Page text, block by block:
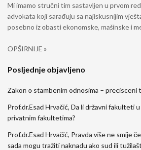
Mi imamo stručni tim sastavljen u prvom
advokata koji sarađuju sa najiskusnijim
posebno iz obasti ekonomske, mašinske i
OPŠIRNIJE »
Posljednje objavljeno
Zakon o stambenim odnosima – precisceni
Prof.dr.Esad Hrvačić, Da li državni fakulteti
privatnim fakultetima?
Prof.dr.Esad Hrvačić, Pravda više ne smije
sada mogu tražiti naknadu ako sud ili